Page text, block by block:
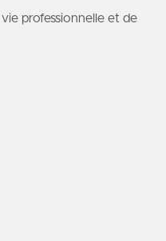
professionnelle et de